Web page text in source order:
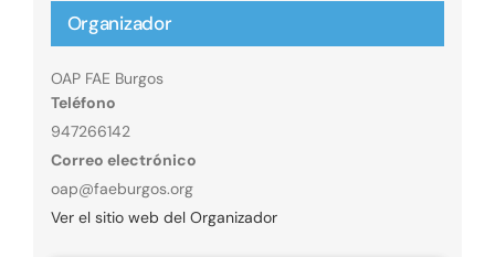
Organizador
OAP FAE Burgos
Teléfono
947266142
Correo electrónico
oap@faeburgos.org
Ver el sitio web del Organizador